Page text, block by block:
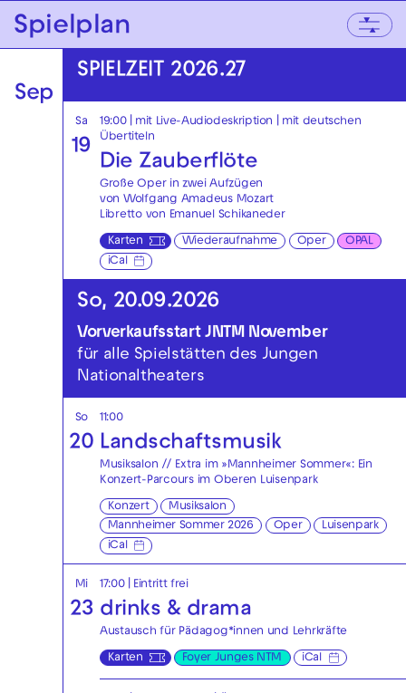
Zur Hauptnavigation springen
Zum Hauptinhalt springen Zum Footer springen
Spielplan
Sep
SPIELZEIT 2026.27
Sa
19
19:00| mit Live-Audiodeskription
mit deutschen
Übertiteln
Die Zauberflöte
Große Oper in zwei Aufzügen
von Wolfgang Amadeus Mozart
Libretto von Emanuel Schikaneder
Karten Wiederaufnahme Oper
OPAL
iCal
So, 20.09.2026
Vorverkaufsstart JNTM November
für alle Spielstätten des Jungen
Nationaltheaters
So
20
11:00
Landschaftsmusik
Musiksalon // Extra im »Mannheimer Sommer«: Ein
Konzert-Parcours im Oberen Luisenpark
Konzert
Musiksalon
Mannheimer Sommer 2026
Oper
Luisenpark
iCal
Mi
23
17:00| Eintritt frei
drinks & drama
Austausch für Pädagog*innen und Lehrkräfte
Karten Foyer Junges NTM iCal